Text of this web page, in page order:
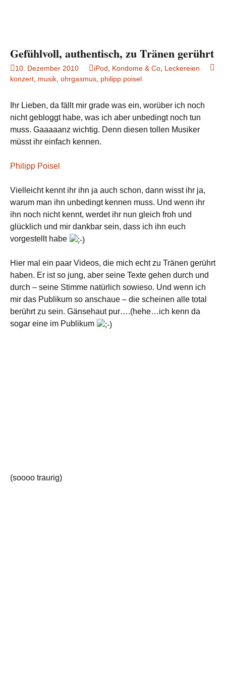
Gefühlvoll, authentisch, zu Tränen gerührt
10. Dezember 2010 iPod Kondome & Co Leckereien
konzert musik ohrgasmus philipp poisel
Ihr Lieben, da fällt mir grade was ein, worüber ich noch
nicht gebloggt habe, was ich aber unbedingt noch tun
muss. Gaaaaanz wichtig. Denn diesen tollen Musiker
müsst ihr einfach kennen.
Philipp Poisel
Vielleicht kennt ihr ihn ja auch schon, dann wisst ihr ja,
warum man ihn unbedingt kennen muss. Und wenn ihr
ihn noch nicht kennt, werdet ihr nun gleich froh und
glücklich und mir dankbar sein, dass ich ihn euch
vorgestellt habe
Hier mal ein paar Videos, die mich echt zu Tränen gerührt
haben. Er ist so jung, aber seine Texte gehen durch und
durch – seine Stimme natürlich sowieso. Und wenn ich
mir das Publikum so anschaue – die scheinen alle total
berührt zu sein. Gänsehaut pur….(hehe…ich kenn da
sogar eine im Publikum
(soooo traurig)